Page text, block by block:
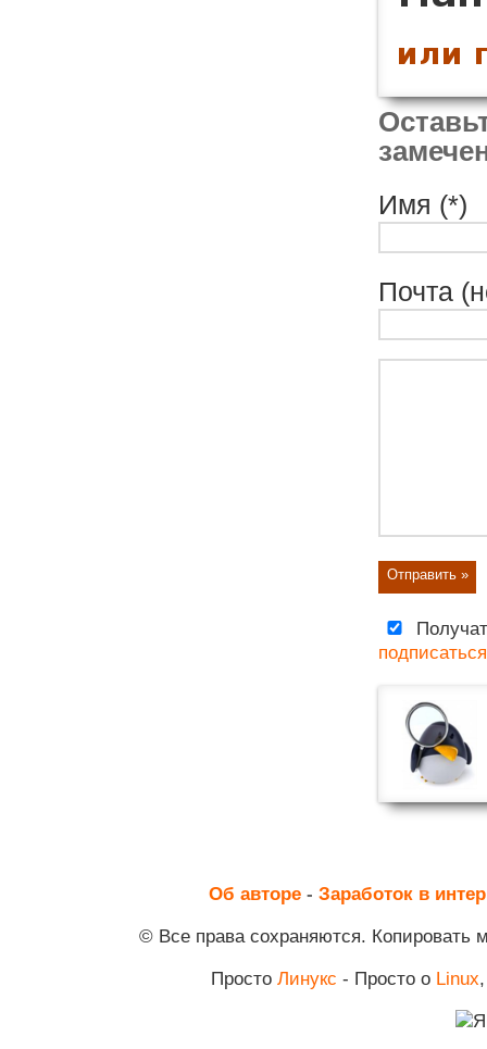
Имя (*)
Почта
подписаться
Об авторе- Заработок в
© Все права сохраняются. Копировать
Просто Линукс - Просто о Linux